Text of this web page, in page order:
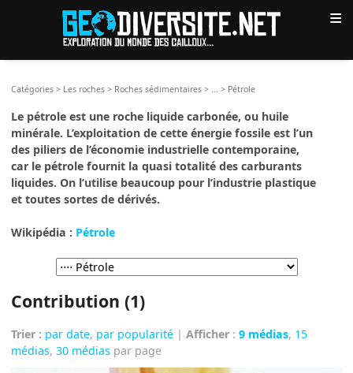
≡
Catégories > Les roches > Roches sédimentaires > > Pétrole
Le pétrole est une roche liquide carbonée, ou huile
minérale. L’exploitation de cette énergie fossile est l’un
des piliers de l’économie industrielle contemporaine,
car le pétrole fournit la quasi totalité des carburants
liquides. On l’utilise beaucoup pour l’industrie plastique
et toutes sortes de dérivés.
Wikipédia : Pétrole
Contribution (1)
Trier : par date, par popularité |Afficher :9 médias, 15
médias,30 médias par page